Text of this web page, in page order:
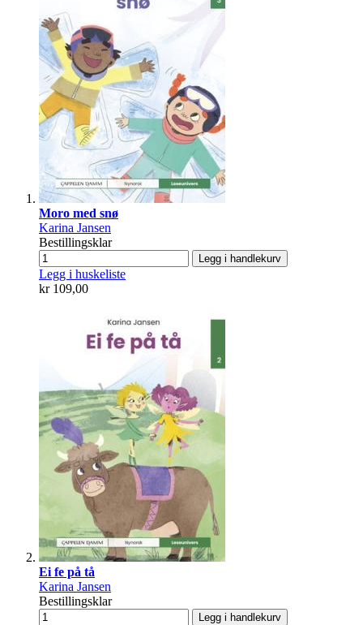
Moro med snø
Karina Jansen
Bestillingsklar
Legg i handlekurv
Legg i huskeliste
kr 109,00
Ei fe på tå
Karina Jansen
Bestillingsklar
Legg i handlekurv